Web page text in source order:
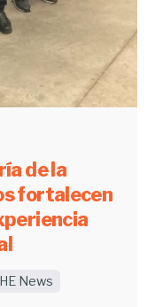
de la
fortalecen
News